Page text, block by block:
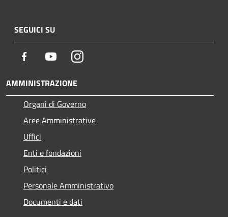
SEGUICI SU
Facebook YoutubeInstagram
AMMINISTRAZIONE
Organi di Governo
Aree Amministrative
Uffici
Enti e fondazioni
Politici
Personale Amministrativo
Documenti e dati